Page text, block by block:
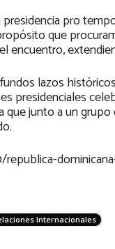
pro
que
lazos
presidenciales
que junto a un
Internacionales